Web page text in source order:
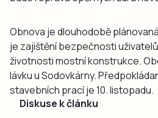
Obnova je dlouhodobě
je zajištění bezpečnosti
životnosti mostní konstrukce.
lávku u Sodovkárny.
stavebních prací je 10. listopadu.
Diskuse k článku